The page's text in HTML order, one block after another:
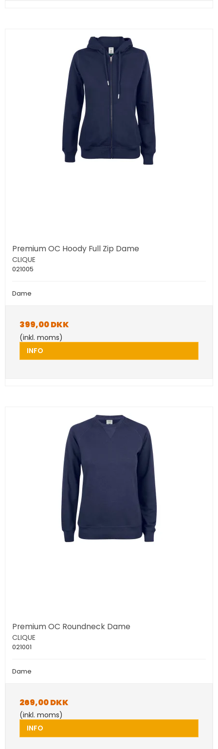
Premium OC Hoody Full Zip Dame
CLIQUE
021005
Dame
399,00 DKK
(inkl. moms)
INFO
Premium OC Roundneck Dame
CLIQUE
021001
Dame
269,00 DKK
(inkl. moms)
INFO